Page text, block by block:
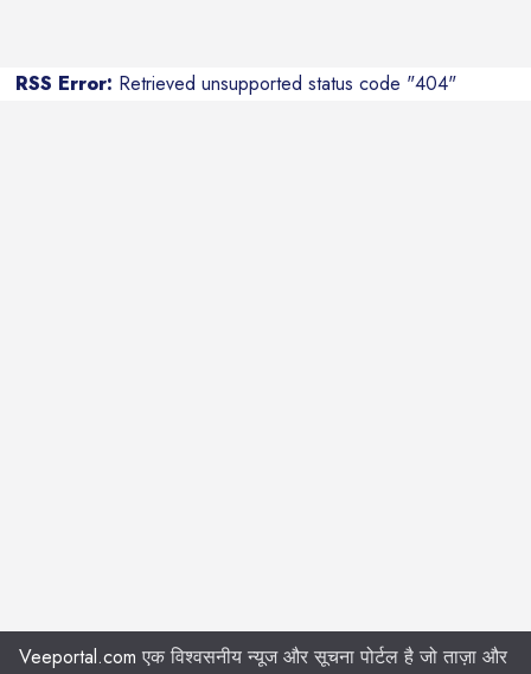
RSS Error: Retrieved unsupported status code "404"
Veeportal.com एक विश्वसनीय न्यूज और सूचना पोर्टल है जो ताज़ा और